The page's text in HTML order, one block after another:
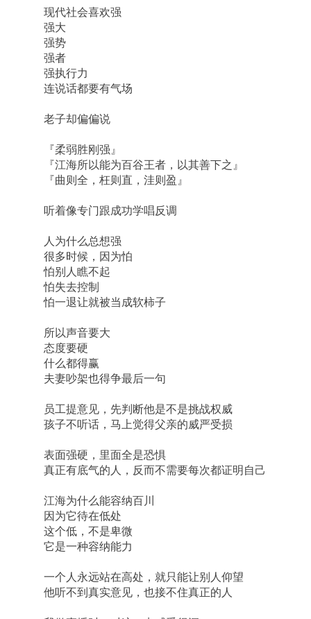
现代社会喜欢强
强大
强势
强者
强执行力
连说话都要有气场
老子却偏偏说
『柔弱胜刚强』
『江海所以能为百谷王者，以其善下之』
『曲则全，枉则直，洼则盈』
听着像专门跟成功学唱反调
人为什么总想强
很多时候，因为怕
怕别人瞧不起
怕失去控制
怕一退让就被当成软柿子
所以声音要大
态度要硬
什么都得赢
夫妻吵架也得争最后一句
员工提意见，先判断他是不是挑战权威
孩子不听话，马上觉得父亲的威严受损
表面强硬，里面全是恐惧
真正有底气的人，反而不需要每次都证明自己
江海为什么能容纳百川
因为它待在低处
这个低，不是卑微
它是一种容纳能力
一个人永远站在高处，就只能让别人仰望
他听不到真实意见，也接不住真正的人